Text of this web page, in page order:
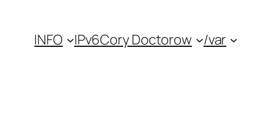
INFO IPv6Cory Doctorow /var